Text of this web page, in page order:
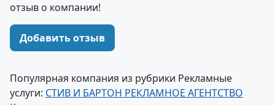
отзыв о компании!
Добавить отзыв
Популярная компания из рубрики Рекламные
услуги: СТИВ И БАРТОН РЕКЛАМНОЕ АГЕНТСТВО